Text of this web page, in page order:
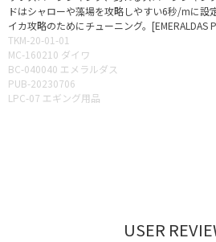
ドはシャローや藻場を攻略しやすい6秒/mに設
イカ攻略のためにチューニング。[EMERALDAS
TKM-20-01-01
MC-160210 ダイワ
BC-040040 エメラルダス
PUB-20230706
LPC-07 エギング用品
USER